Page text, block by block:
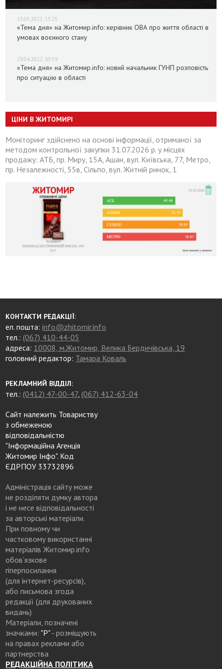
13.05.2022, 13:25
«Тема дня» на Житомир.info: керівник ОВА про життя області в
умовах воєнного стану
29.04.2022, 10:59
«Тема дня» на Житомир.info: новий начальник ГУНП розповість
про ситуацію в області
ЦІНИ В ЖИТОМИРІ
Моніторинг здійснено на основі інформації, отриманої за
методом контрольної закупки 31.07.2026 р. у місцях
продажу: АТБ, пр. Миру, 15А, Ашан, вул. Київська, 77, Метро,
пр. Незалежності, 55в, Сільпо, вул. Житній ринок, 1
КОНТАКТИ РЕДАКЦІЇ:
ел. пошта:info@zhitomir.info
тел.: (067) 410-44-05
адреса: 10008, м.Житомир, Велика Бердичівська, 19
головний редактор: Тамара Коваль
РЕКЛАМНИЙ ВІДДІЛ:
тел.: (0412) 47-00-47, (067) 412-63-04
Сайт належить Товариству
з обмеженою
відповідальністю
"Інформаційна Агенція
Житомир Інфо". Код
ЄДРПОУ 33732896
Адміністрація сайту може
не розділяти думку автора
і не несе відповідальності
за авторські матеріали.
При повному чи
частковому використанні
матеріалів Житомир.info
обов’язкове
гіперпосилання
(для інтернет-ресурсів),
або письмова згода
редакції (для друкованих
видань)
Матеріали, позначені
значками: "Р"- розміщують
на правах реклами або
партнерства
РЕДАКЦІЙНА ПОЛІТИКА